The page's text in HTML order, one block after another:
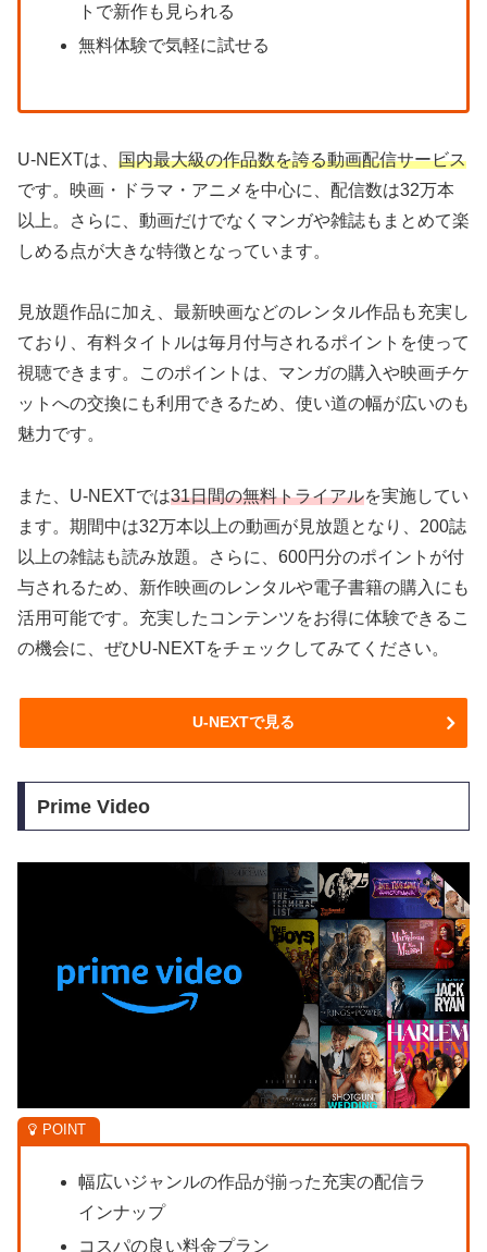
トで新作も見られる
無料体験で気軽に試せる
U-NEXTは、 国内最大級の作品数を誇る動画配信サービス
です。映画・ドラマ・アニメを中心に、配信数は32万本
以上。さらに、動画だけでなくマンガや雑誌もまとめて楽
しめる点が大きな特徴となっています。
見放題作品に加え、最新映画などのレンタル作品も充実し
ており、有料タイトルは毎月付与されるポイントを使って
視聴できます。このポイントは、マンガの購入や映画チケ
ットへの交換にも利用できるため、使い道の幅が広いのも
魅力です。
また、U-NEXTでは31日間の無料トライアルを実施してい
ます。期間中は32万本以上の動画が見放題となり、200誌
以上の雑誌も読み放題。さらに、600円分のポイントが付
与されるため、新作映画のレンタルや電子書籍の購入にも
活用可能です。充実したコンテンツをお得に体験できるこ
の機会に、ぜひU-NEXTをチェックしてみてください。
U-NEXTで見る
Prime Video
幅広いジャンルの作品が揃った充実の配信ラ
インナップ
コスパの良い料金プラン